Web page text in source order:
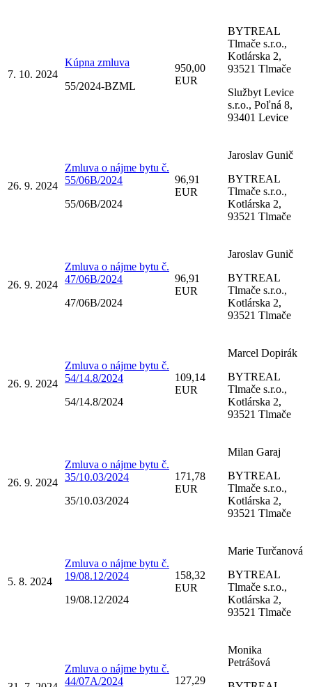
7. 10. 2024
Kúpna zmluva
55/2024-BZML
950,00
EUR
BYTREAL
Tlmače s.r.o.,
Kotlárska 2,
93521 Tlmače
Službyt Levice
s.r.o., Poľná 8,
93401 Levice
26. 9. 2024
Zmluva o nájme bytu č.
55/06B/2024
55/06B/2024
96,91
EUR
Jaroslav Gunič
BYTREAL
Tlmače s.r.o.,
Kotlárska 2,
93521 Tlmače
26. 9. 2024
Zmluva o nájme bytu č.
47/06B/2024
47/06B/2024
96,91
EUR
Jaroslav Gunič
BYTREAL
Tlmače s.r.o.,
Kotlárska 2,
93521 Tlmače
26. 9. 2024
Zmluva o nájme bytu č.
54/14.8/2024
54/14.8/2024
109,14
EUR
Marcel Dopirák
BYTREAL
Tlmače s.r.o.,
Kotlárska 2,
93521 Tlmače
26. 9. 2024
Zmluva o nájme bytu č.
35/10.03/2024
35/10.03/2024
171,78
EUR
Milan Garaj
BYTREAL
Tlmače s.r.o.,
Kotlárska 2,
93521 Tlmače
5. 8. 2024
Zmluva o nájme bytu č.
19/08.12/2024
19/08.12/2024
158,32
EUR
Marie Turčanová
BYTREAL
Tlmače s.r.o.,
Kotlárska 2,
93521 Tlmače
Zmluva o nájme bytu č.
44/07A/2024
127,29
Monika
Petrášová